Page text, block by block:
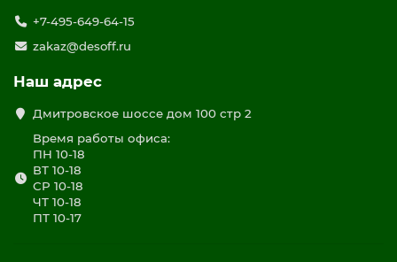
+7-495-649-64-15
zakaz@desoff.ru
Наш адрес
Дмитровское шоссе дом 100 стр 2
Время работы офиса:
ПН 10-18
ВТ 10-18
СР 10-18
ЧТ 10-18
ПТ 10-17